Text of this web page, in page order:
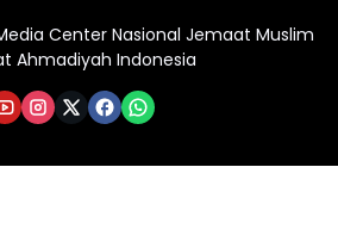
Center Nasional Jemaat Muslim
Ahmadiyah Indonesia